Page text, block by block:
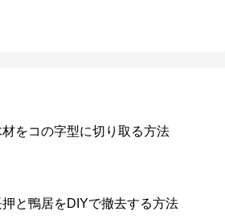
材をコの字型に切り取る方法
押と鴨居をDIYで撤去する方法